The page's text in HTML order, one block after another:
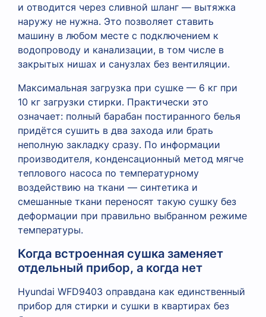
и отводится через сливной шланг — вытяжка
наружу не нужна. Это позволяет ставить
машину в любом месте с подключением к
водопроводу и канализации, в том числе в
закрытых нишах и санузлах без вентиляции.
Максимальная загрузка при сушке — 6 кг при
10 кг загрузки стирки. Практически это
означает: полный барабан постиранного белья
придётся сушить в два захода или брать
неполную закладку сразу. По информации
производителя, конденсационный метод мягче
теплового насоса по температурному
воздействию на ткани — синтетика и
смешанные ткани переносят такую сушку без
деформации при правильно выбранном режиме
температуры.
Когда встроенная сушка заменяет
отдельный прибор, а когда нет
Hyundai WFD9403 оправдана как единственный
прибор для стирки и сушки в квартирах без